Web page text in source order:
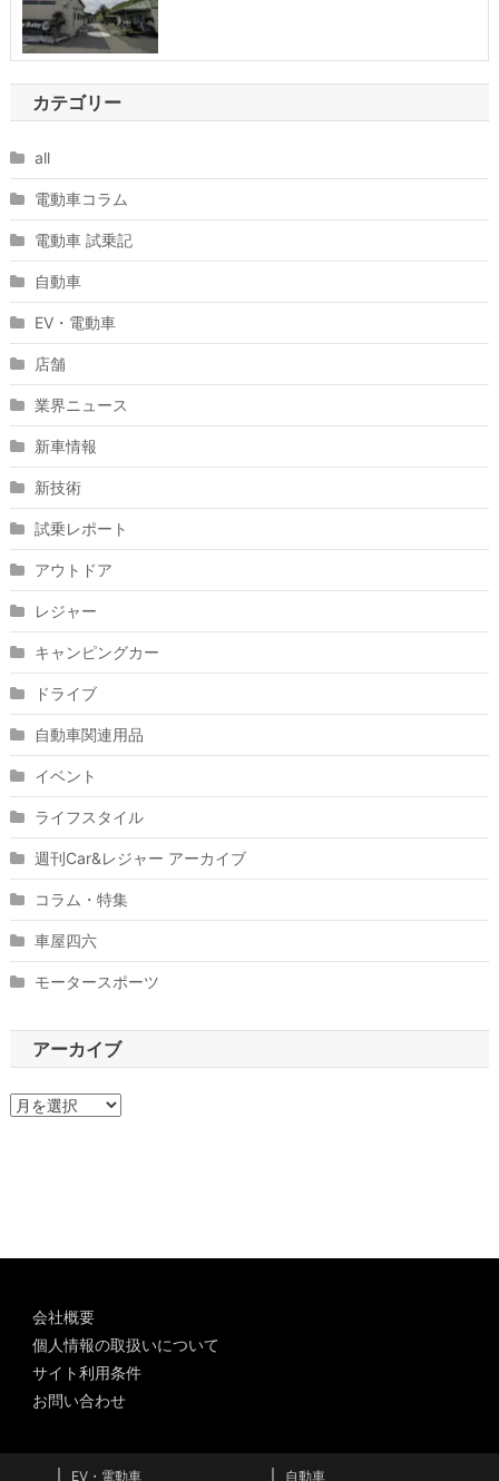
カテゴリー
all
電動車コラム
電動車 試乗記
自動車
EV・電動車
店舗
業界ニュース
新車情報
新技術
試乗レポート
アウトドア
レジャー
キャンピングカー
ドライブ
自動車関連用品
イベント
ライフスタイル
週刊Car&レジャー アーカイブ
コラム・特集
車屋四六
モータースポーツ
アーカイブ
ア
会社概要
個人情報の取扱いについて
サイト利用条件
お問い合わせ
EV・電動車 自動車